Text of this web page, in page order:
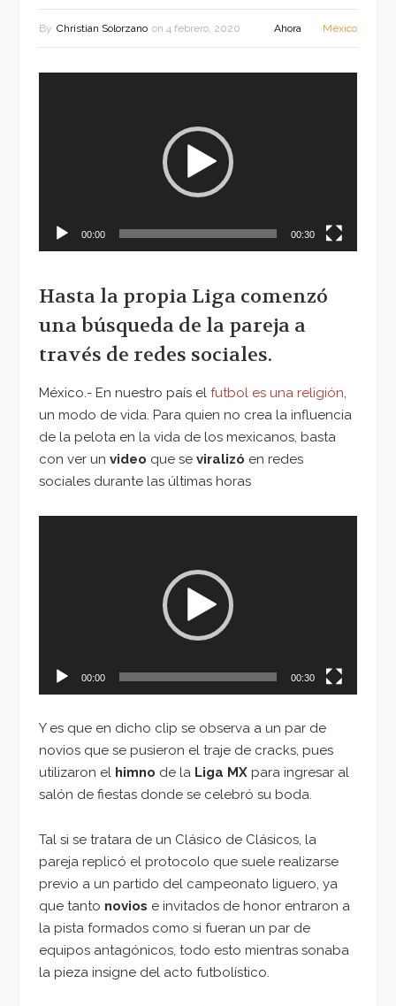
By Christian Solorzano on 4 febrero, 2020 Ahora México
00:00 00:30
Hasta la propia Liga comenzó
una búsqueda de la pareja a
través de redes sociales.
México.- En nuestro país el futbol es una religión,
un modo de vida. Para quien no crea la influencia
de la pelota en la vida de los mexicanos, basta
con ver un video que se viralizó en redes
sociales durante las últimas horas
00:00 00:30
Y es que en dicho clip se observa a un par de
novios que se pusieron el traje de cracks, pues
utilizaron el himno de la Liga MX para ingresar al
salón de fiestas donde se celebró su boda.
Tal si se tratara de un Clásico de Clásicos, la
pareja replicó el protocolo que suele realizarse
previo a un partido del campeonato liguero, ya
que tanto novios e invitados de honor entraron a
la pista formados como si fueran un par de
equipos antagónicos, todo esto mientras sonaba
la pieza insigne del acto futbolístico.